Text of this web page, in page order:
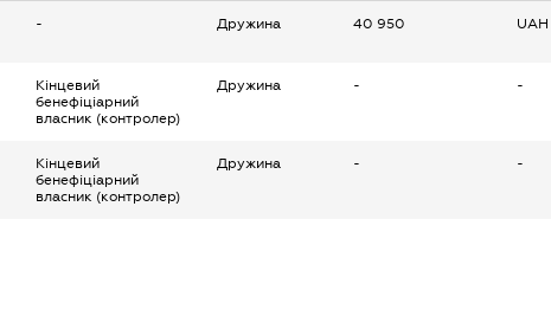
- Дружина 40 950 UAH
Кінцевий
бенефіціарний
власник (контролер)
Дружина - -
Кінцевий
бенефіціарний
власник (контролер)
Дружина - -